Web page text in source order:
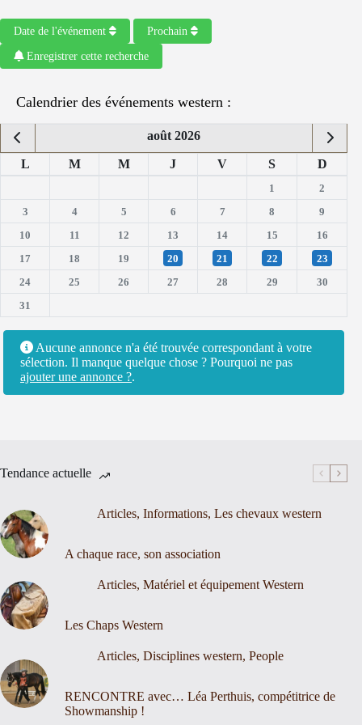
Date de l'événement Prochain
Enregistrer cette recherche
Calendrier des événements western :
août 2026
L M M J V S D
1
2
3
4 5 6 7 8
9
10
11 12 13 14 15
16
17
18 19 20 21 22
23
24
25 26 27 28 29
30
31
Aucune annonce n'a été trouvée correspondant à votre
sélection. Il manque quelque chose ? Pourquoi ne pas
ajouter une annonce ?.
Tendance actuelle
Articles, Informations, Les chevaux western
A chaque race, son association
Articles, Matériel et équipement Western
Les Chaps Western
Articles, Disciplines western, People
RENCONTRE avec… Léa Perthuis, compétitrice de
Showmanship !